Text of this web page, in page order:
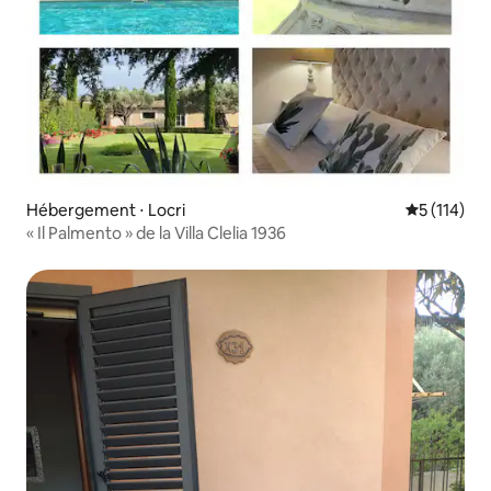
Hébergement ⋅ Locri Évaluation
5 (114)
« Il Palmento » de la Villa Clelia 1936